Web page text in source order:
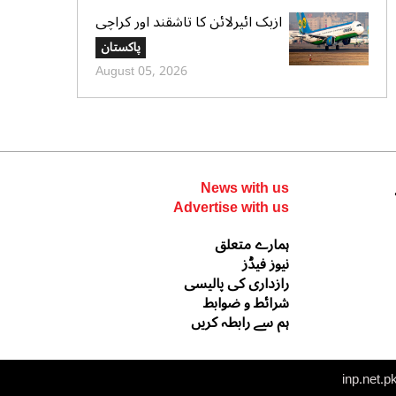
ازبک ائیرلائن کا تاشقند اور کراچی
کے درمیان ہفتہ وار 4 براہ راست
پروازوں کا آغاز
پاکستان
August 05, 2026
News with us
Advertise with us
ہمارے متعلق
نیوز فیڈز
رازداری کی پالیسی
شرائط و ضوابط
ہم سے رابطہ کریں